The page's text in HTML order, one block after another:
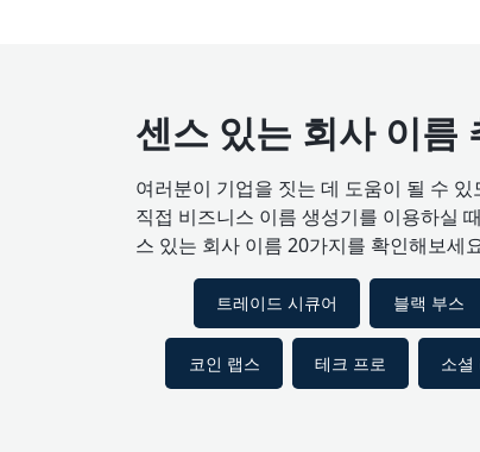
센스 있는 회사 이름
여러분이 기업을 짓는 데 도움이 될 수
직접 비즈니스 이름 생성기를 이용하실
스 있는 회사 이름 20가지를 확인해보세
트레이드 시큐어 블랙 부스
코인 랩스 테크 프로 소셜